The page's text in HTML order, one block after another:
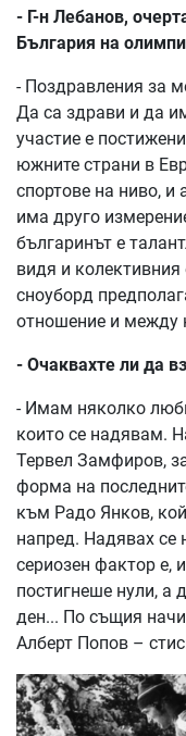
- Г-н Лебанов,
България на
- Поздравления за
Да са здрави и да
участие е
южните страни в
спортове на ниво, и
има друго
българинът е
видя и
сноуборд
отношение и между
- Очаквахте ли да
- Имам няколко
които се надявам.
Тервел Замфиров,
форма на
към Радо Янков,
напред. Надявах се
сериозен фактор е,
постигнеше нули, а
ден... По същия
Алберт Попов –